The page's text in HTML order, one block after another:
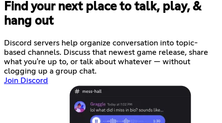
Find your next place to talk, play, &
hang out
Discord servers help organize conversation into topic-
based channels. Discuss that newest game release, share
what you're up to, or talk about whatever — without
clogging up a group chat.
Join Discord